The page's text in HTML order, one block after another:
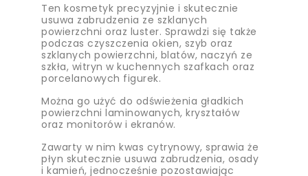
Ten kosmetyk precyzyjnie i skutecznie
usuwa zabrudzenia ze szklanych
powierzchni oraz luster. Sprawdzi się także
podczas czyszczenia okien, szyb oraz
szklanych powierzchni, blatów, naczyń ze
szkła, witryn w kuchennych szafkach oraz
porcelanowych figurek.
Można go użyć do odświeżenia gładkich
powierzchni laminowanych, kryształów
oraz monitorów i ekranów.
Zawarty w nim kwas cytrynowy, sprawia że
płyn skutecznie usuwa zabrudzenia, osady
i kamień, jednocześnie pozostawiając